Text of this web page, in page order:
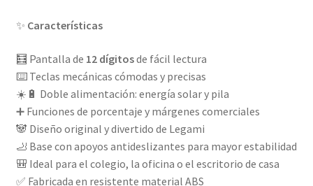
✨ Características
🧮 Pantalla de 12 dígitosde fácil lectura
⌨️ Teclas mecánicas cómodas y precisas
☀️🔋 Doble alimentación: energía solar y pila
➕ Funciones de porcentaje y márgenes comerciales
🐼 Diseño original y divertido de Legami
🦶 Base con apoyos antideslizantes para mayor estabilidad
🎒 Ideal para el colegio, la oficina o el escritorio de casa
✅ Fabricada en resistente material ABS